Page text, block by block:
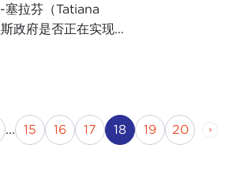
拉芬（Tatiana
政府是否正在实现...
... 第
15
页 第
16
页 第
17
页 当前页
18 页码
19 页码
20